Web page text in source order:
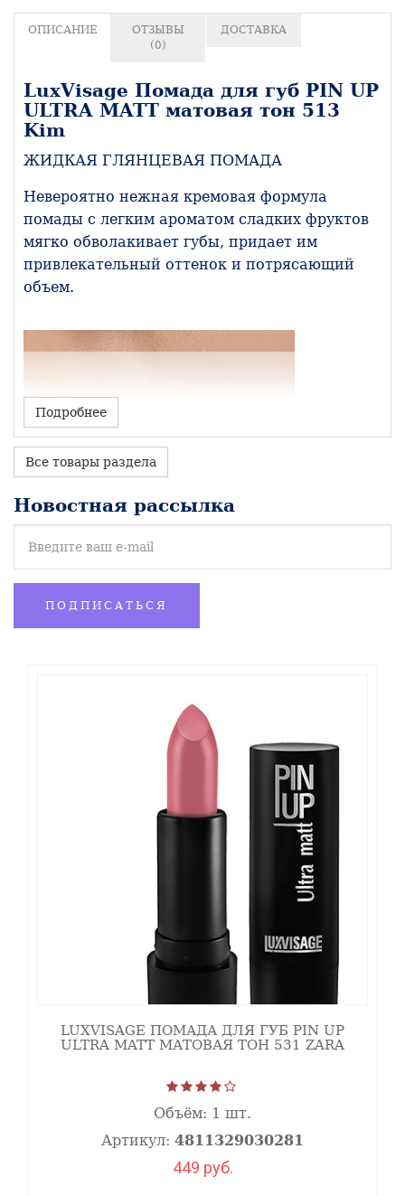
ОПИСАНИЕ
ОТЗЫВЫ
(0)
ДОСТАВКА
LuxVisage Помада для губ PIN UP
ULTRA MATT матовая тон 513
Kim
ЖИДКАЯ ГЛЯНЦЕВАЯ ПОМАДА
Невероятно нежная кремовая формула
помады с легким ароматом сладких фруктов
мягко обволакивает губы, придает им
привлекательный оттенок и потрясающий
объем.
Подробнее
Все товары раздела
Новостная рассылка
ПОДПИСАТЬСЯ
LUXVISAGE ПОМАДА ДЛЯ ГУБ PIN UP
ULTRA MATT МАТОВАЯ ТОН 531 ZARA
Объём: 1 шт.
Артикул: 4811329030281
449 руб.